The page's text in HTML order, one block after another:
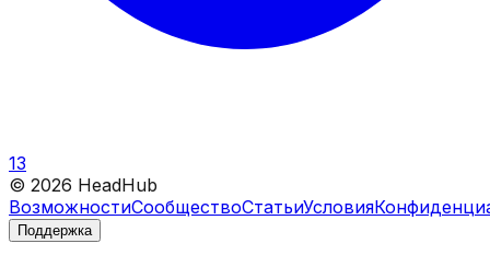
13
© 2026 HeadHub
ВозможностиСообществоСтатьиУсловия
Поддержка